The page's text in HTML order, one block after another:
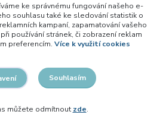
na
Eshop-rychle.cz
ke správnému fungování našeho e-
souhlasu také ke sledování statistik o
kampaní, zapamatování vašeho
používání stránek, či zobrazení reklam
preferencím. Více k využití cookies
Souhlasím
můžete odmítnout zde.